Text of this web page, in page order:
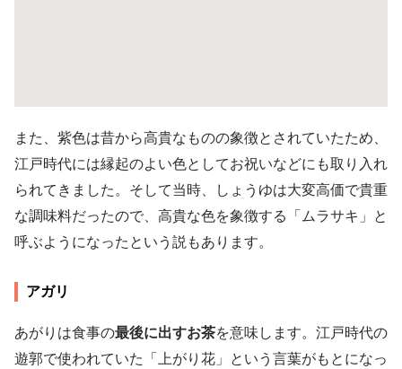
また、紫色は昔から高貴なものの象徴とされていたため、
江戸時代には縁起のよい色としてお祝いなどにも取り入れ
られてきました。そして当時、しょうゆは大変高価で貴重
な調味料だったので、高貴な色を象徴する「ムラサキ」と
呼ぶようになったという説もあります。
アガリ
あがりは食事の最後に出すお茶を意味します。江戸時代の
遊郭で使われていた「上がり花」という言葉がもとになっ